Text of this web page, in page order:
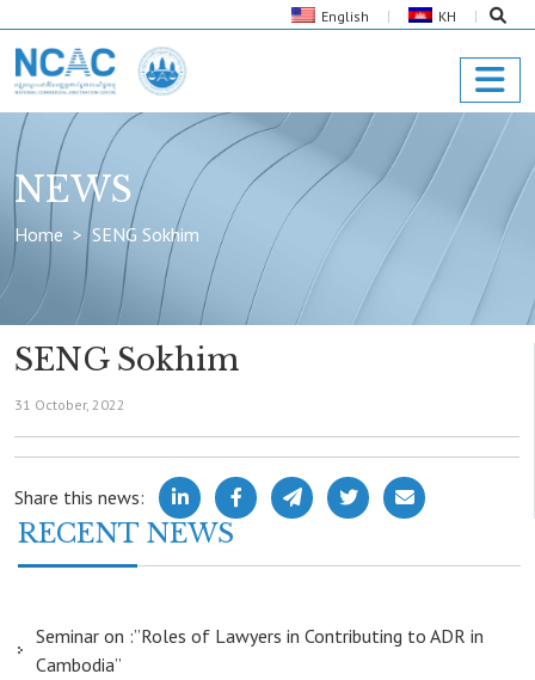
English KH
NEWS
Home SENG Sokhim
SENG Sokhim
31 October, 2022
Share this news:
RECENT NEWS
Seminar on :”Roles of Lawyers in Contributing to ADR in
Cambodia”